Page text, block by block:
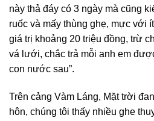
này thả đáy có 3 ngày mà cũng
ruốc và mấy thùng ghẹ, mực với
giá trị khoảng 20 triệu đồng, trừ
vá lưới, chắc trả mỗi anh em
con nước sau”.
Trên cảng Vàm Láng, Mặt trời
hôn, chúng tôi thấy nhiều ghe